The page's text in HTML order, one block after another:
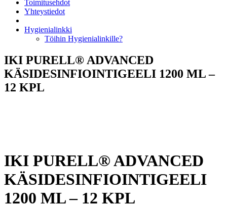
Toimitusehdot
Yhteystiedot
Hygienialinkki
Töihin Hygienialinkille?
IKI PURELL® ADVANCED
KÄSIDESINFIOINTIGEELI 1200 ML –
12 KPL
IKI PURELL® ADVANCED
KÄSIDESINFIOINTIGEELI
1200 ML – 12 KPL